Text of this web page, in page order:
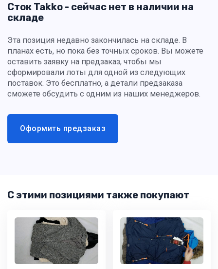
Сток Takko - сейчас нет в наличии на
складе
Эта позиция недавно закончилась на складе. В
планах есть, но пока без точных сроков. Вы можете
оставить заявку на предзаказ, чтобы мы
сформировали лоты для одной из следующих
поставок. Это бесплатно, а детали предзаказа
сможете обсудить с одним из наших менеджеров.
Оформить предзаказ
С этими позициями также покупают